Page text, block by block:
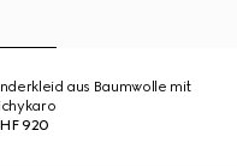
aus Baumwolle mit
920